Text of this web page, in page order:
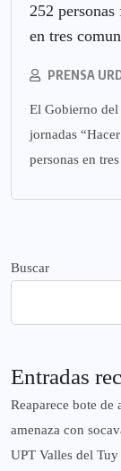
252
en tres
PRENSA
El Gobierno del
jornadas
personas en tres
Buscar
Entradas
Reaparece bote de
amenaza con
UPT Valles del